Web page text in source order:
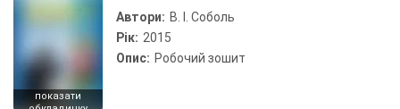
показати
Автори: В. І. Соболь
Рік: 2015
Опис: Робочий зошит